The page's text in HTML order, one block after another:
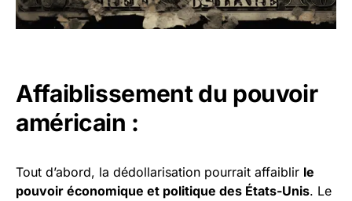
Affaiblissement du pouvoir
américain :
Tout d’abord, la dédollarisation pourrait affaiblir le
pouvoir économique et politique des États-Unis. Le